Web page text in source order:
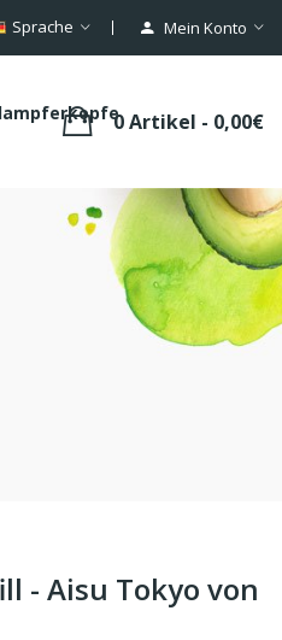
Sprache Mein Konto
0 Artikel - 0,00€
- Aisu Tokyo von